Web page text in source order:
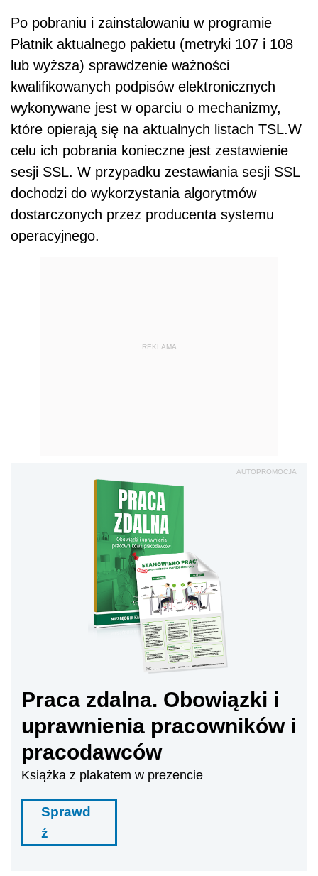
Po pobraniu i zainstalowaniu w programie
Płatnik aktualnego pakietu (metryki 107 i 108
lub wyższa) sprawdzenie ważności
kwalifikowanych podpisów elektronicznych
wykonywane jest w oparciu o mechanizmy,
które opierają się na aktualnych listach TSL.W
celu ich pobrania konieczne jest zestawienie
sesji SSL. W przypadku zestawiania sesji SSL
dochodzi do wykorzystania algorytmów
dostarczonych przez producenta systemu
operacyjnego.
REKLAMA
AUTOPROMOCJA
Praca zdalna. Obowiązki i
uprawnienia pracowników i
pracodawców
Książka z plakatem w prezencie
Sprawd
ź